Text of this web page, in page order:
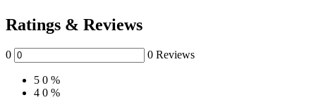
Ratings & Reviews
0 0 Reviews
5 0 %
4 0 %